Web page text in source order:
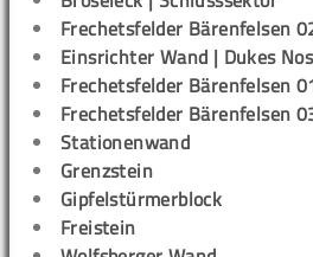
Frechetsfelder Bärenfelsen
Einsrichter Wand | Dukes
Frechetsfelder Bärenfelsen
Frechetsfelder Bärenfelsen
Stationenwand
Grenzstein
Gipfelstürmerblock
Freistein